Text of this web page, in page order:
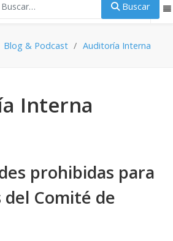
Buscar
Blog & Podcast Auditoría Interna
Interna
prohibidas para
Comité de